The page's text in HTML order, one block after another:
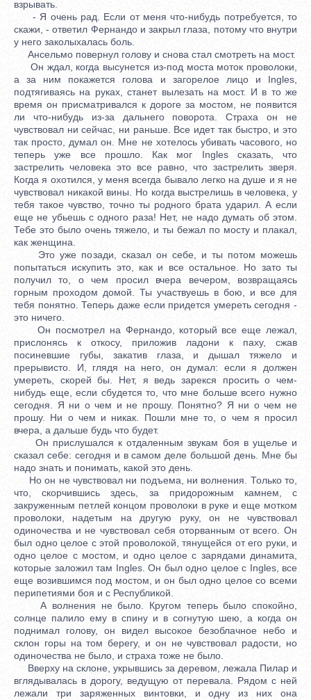
взрывать.
- Я очень рад. Если от меня что-нибудь потребуется, то
скажи, - ответил Фернандо и закрыл глаза, потому что внутри
у него заколыхалась боль.
Ансельмо повернул голову и снова стал смотреть на мост.
Он ждал, когда высунется из-под моста моток проволоки,
а за ним покажется голова и загорелое лицо и Ingles,
подтягиваясь на руках, станет вылезать на мост. И в то же
время он присматривался к дороге за мостом, не появится
ли что-нибудь из-за дальнего поворота. Страха он не
чувствовал ни сейчас, ни раньше. Все идет так быстро, и это
так просто, думал он. Мне не хотелось убивать часового, но
теперь уже все прошло. Как мог Ingles сказать, что
застрелить человека это все равно, что застрелить зверя.
Когда я охотился, у меня всегда бывало легко на душе и я не
чувствовал никакой вины. Но когда выстрелишь в человека, у
тебя такое чувство, точно ты родного брата ударил. А если
еще не убьешь с одного раза! Нет, не надо думать об этом.
Тебе это было очень тяжело, и ты бежал по мосту и плакал,
как женщина.
Это уже позади, сказал он себе, и ты потом можешь
попытаться искупить это, как и все остальное. Но зато ты
получил то, о чем просил вчера вечером, возвращаясь
горным проходом домой. Ты участвуешь в бою, и все для
тебя понятно. Теперь даже если придется умереть сегодня -
это ничего.
Он посмотрел на Фернандо, который все еще лежал,
прислонясь к откосу, приложив ладони к паху, сжав
посиневшие губы, закатив глаза, и дышал тяжело и
прерывисто. И, глядя на него, он думал: если я должен
умереть, скорей бы. Нет, я ведь зарекся просить о чем-
нибудь еще, если сбудется то, что мне больше всего нужно
сегодня. Я ни о чем и не прошу. Понятно? Я ни о чем не
прошу. Ни о чем и никак. Пошли мне то, о чем я просил
вчера, а дальше будь что будет.
Он прислушался к отдаленным звукам боя в ущелье и
сказал себе: сегодня и в самом деле большой день. Мне бы
надо знать и понимать, какой это день.
Но он не чувствовал ни подъема, ни волнения. Только то,
что, скорчившись здесь, за придорожным камнем, с
закруженным петлей концом проволоки в руке и еще мотком
проволоки, надетым на другую руку, он не чувствовал
одиночества и не чувствовал себя оторванным от всего. Он
был одно целое с этой проволокой, тянущейся от его руки, и
одно целое с мостом, и одно целое с зарядами динамита,
которые заложил там Ingles. Он был одно целое с Ingles, все
еще возившимся под мостом, и он был одно целое со всеми
перипетиями боя и с Республикой.
А волнения не было. Кругом теперь было спокойно,
солнце палило ему в спину и в согнутую шею, а когда он
поднимал голову, он видел высокое безоблачное небо и
склон горы на том берегу, и он не чувствовал радости, но
одиночества не было, и страха тоже не было.
Вверху на склоне, укрывшись за деревом, лежала Пилар и
вглядывалась в дорогу, ведущую от перевала. Рядом с ней
лежали три заряженных винтовки, и одну из них она